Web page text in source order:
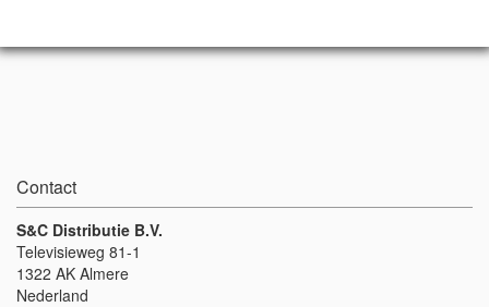
Contact
S&C Distributie B.V.
Televisieweg 81-1
1322 AK Almere
Nederland